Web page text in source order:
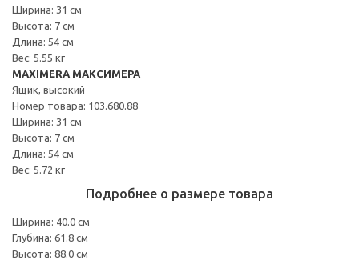
Ширина: 31 см
Высота: 7 см
Длина: 54 см
Вес: 5.55 кг
MAXIMERA МАКСИМЕРА
Ящик, высокий
Номер товара: 103.680.88
Ширина: 31 см
Высота: 7 см
Длина: 54 см
Вес: 5.72 кг
Подробнее о размере товара
Ширина: 40.0 см
Глубина: 61.8 см
Высота: 88.0 см